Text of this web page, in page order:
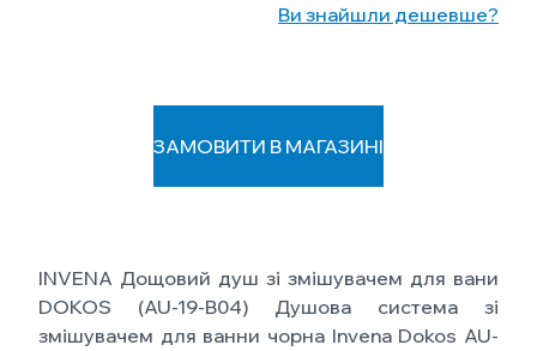
Ви знайшли дешевше?
ЗАМОВИТИ В МАГАЗИНІ
INVENA Дощовий душ зі змішувачем для вани
DOKOS (AU-19-B04) Душова система зі
змішувачем для ванни чорна Invena Dokos AU-